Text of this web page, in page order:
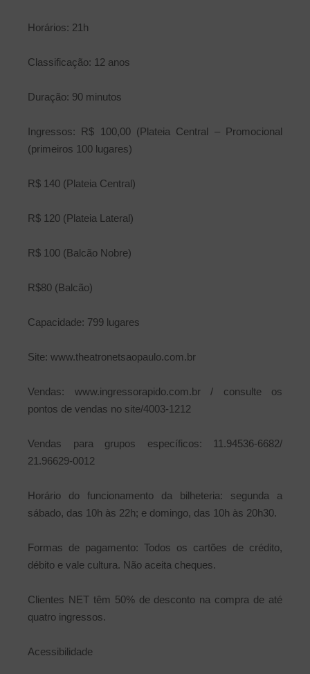
Horários: 21h
Classificação: 12 anos
Duração: 90 minutos
Ingressos: R$ 100,00 (Plateia Central – Promocional
(primeiros 100 lugares)
R$ 140 (Plateia Central)
R$ 120 (Plateia Lateral)
R$ 100 (Balcão Nobre)
R$80 (Balcão)
Capacidade: 799 lugares
Site: www.theatronetsaopaulo.com.br
Vendas: www.ingressorapido.com.br / consulte os
pontos de vendas no site/4003-1212
Vendas para grupos específicos: 11.94536-6682/
21.96629-0012
Horário do funcionamento da bilheteria: segunda a
sábado, das 10h às 22h; e domingo, das 10h às 20h30.
Formas de pagamento: Todos os cartões de crédito,
débito e vale cultura. Não aceita cheques.
Clientes NET têm 50% de desconto na compra de até
quatro ingressos.
Acessibilidade